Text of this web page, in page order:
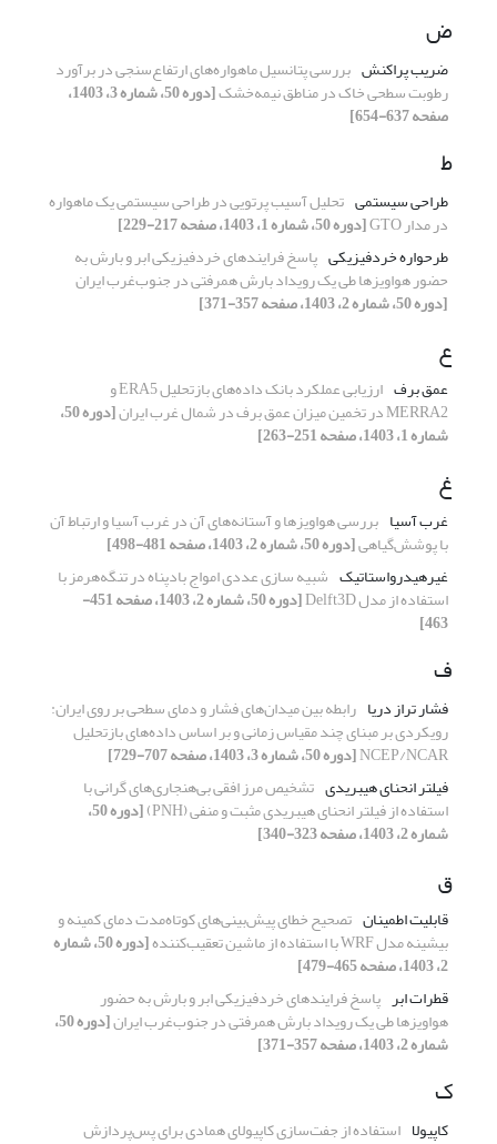
ض
ضریب پراکنش بررسی پتانسیل ماهواره‌های ارتفاع‌سنجی در برآورد
رطوبت سطحی خاک در مناطق نیمه‌خشک [دوره 50، شماره 3، 1403،
صفحه 637-654]
ط
طراحی سیستمی تحلیل آسیب پرتویی در طراحی سیستمی یک ماهواره
در مدار GTO
[دوره 50، شماره 1، 1403، صفحه 217-229]
طرحواره خردفیزیکی پاسخ فرایندهای خردفیزیکی ابر و بارش به
حضور هواویزها طی یک رویداد بارش همرفتی در جنوب‌غرب ایران
[دوره 50، شماره 2، 1403، صفحه 357-371]
ع
عمق برف ارزیابی عملکرد بانک داده‌های بازتحلیل ERA5 و
MERRA2 در تخمین میزان عمق برف در شمال غرب ایران [دوره 50،
شماره 1، 1403، صفحه 251-263]
غ
غرب آسیا بررسی هواویزها و آستانه‌های آن در غرب آسیا و ارتباط آن
با پوشش‌گیاهی[دوره 50، شماره 2، 1403، صفحه 481-498]
غیرهیدرواستاتیک شبیه‏ سازی عددی امواج بادپناه در تنگه‌هرمز با
استفاده از مدل Delft3D [دوره 50، شماره 2، 1403، صفحه 451-
463]
ف
فشار تراز دریا رابطه بین میدان‌های فشار و دمای سطحی بر روی ایران:
رویکردی بر مبنای چند مقیاس زمانی و بر اساس داده‌های بازتحلیل
NCEP/NCAR[دوره 50، شماره 3، 1403، صفحه 707-729]
فیلتر انحنای هیبریدی تشخیص مرز افقی بی‌هنجاری‌ها‌ی گرانی با
استفاده از فیلتر انحنای هیبریدی مثبت و منفی (PNH) [دوره 50،
شماره 2، 1403، صفحه 323-340]
ق
قابلیت اطمینان تصحیح خطای پیش‌بینی‌های کوتاه‌مدت دمای کمینه و
بیشینه مدل WRF با استفاده از ماشین تعقیب‌کننده [دوره 50، شماره
2، 1403، صفحه 465-479]
قطرات ابر پاسخ فرایندهای خردفیزیکی ابر و بارش به حضور
هواویزها طی یک رویداد بارش همرفتی در جنوب‌غرب ایران [دوره 50،
شماره 2، 1403، صفحه 357-371]
ک
کاپیولا استفاده از جفت‌سازی کاپیولای همادی برای پس‌پردازش